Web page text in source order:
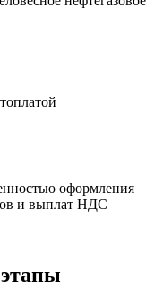
оформления
и выплат НДС
этапы